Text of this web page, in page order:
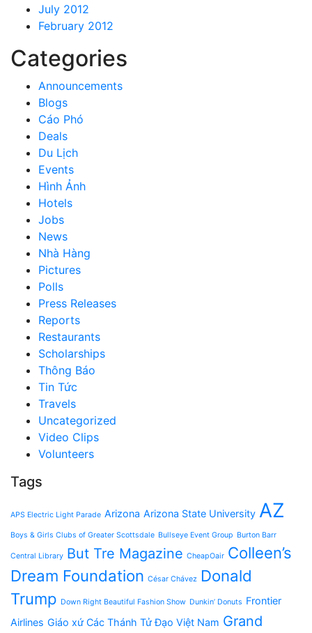
July 2012
February 2012
Categories
Announcements
Blogs
Cáo Phó
Deals
Du Lịch
Events
Hình Ảnh
Hotels
Jobs
News
Nhà Hàng
Pictures
Polls
Press Releases
Reports
Restaurants
Scholarships
Thông Báo
Tin Tức
Travels
Uncategorized
Video Clips
Volunteers
Tags
APS Electric Light Parade Arizona Arizona State University AZ
Boys & Girls Clubs of Greater Scottsdale Bullseye Event Group Burton Barr
Central Library But Tre Magazine CheapOair Colleen’s
Dream Foundation César Chávez Donald
Trump Down Right Beautiful Fashion Show Dunkin’ Donuts Frontier
Airlines Giáo xứ Các Thánh Tử Đạo Việt Nam Grand